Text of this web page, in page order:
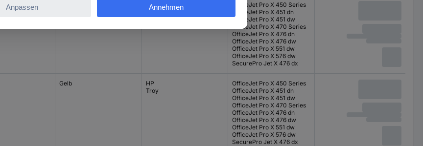
HP
Troy
OfficeJet Pro X 450 Series
OfficeJet Pro X 451 dn
OfficeJet Pro X 451 dw
OfficeJet Pro X 470 Series
OfficeJet Pro X 476 dn
OfficeJet Pro X 476 dw
OfficeJet Pro X 551 dw
OfficeJet Pro X 576 dw
SecurePro Jet X 476 dx
Gelb
HP
Troy
OfficeJet Pro X 450 Series
OfficeJet Pro X 451 dn
OfficeJet Pro X 451 dw
OfficeJet Pro X 470 Series
OfficeJet Pro X 476 dn
OfficeJet Pro X 476 dw
OfficeJet Pro X 551 dw
OfficeJet Pro X 576 dw
SecurePro Jet X 476 dx